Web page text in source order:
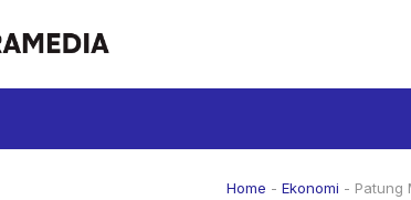
Home - Ekonomi - Patung